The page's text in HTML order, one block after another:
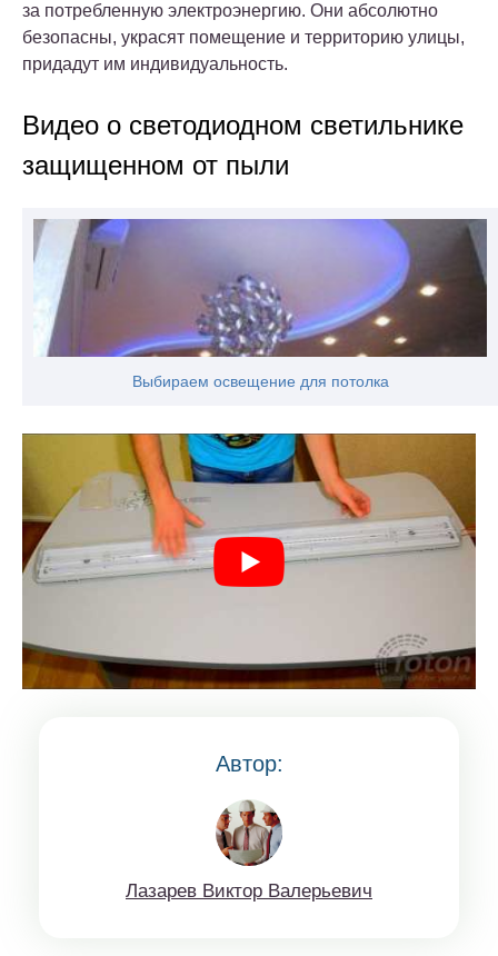
за потребленную электроэнергию. Они абсолютно
безопасны, украсят помещение и территорию улицы,
придадут им индивидуальность.
Видео о светодиодном светильнике
защищенном от пыли
Выбираем освещение для потолка
Автор:
Лaзaрев Виктop Вaлерьeвич